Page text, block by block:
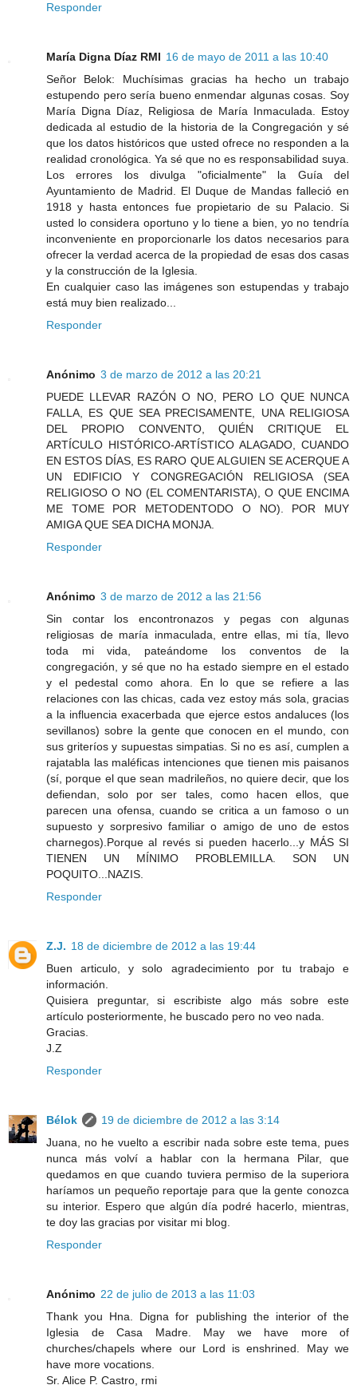
Responder
María Digna Díaz RMI 16 de mayo de 2011 a las 10:40
Señor Belok: Muchísimas gracias ha hecho un trabajo
estupendo pero sería bueno enmendar algunas cosas. Soy
María Digna Díaz, Religiosa de María Inmaculada. Estoy
dedicada al estudio de la historia de la Congregación y sé
que los datos históricos que usted ofrece no responden a la
realidad cronológica. Ya sé que no es responsabilidad suya.
Los errores los divulga "oficialmente" la Guía del
Ayuntamiento de Madrid. El Duque de Mandas falleció en
1918 y hasta entonces fue propietario de su Palacio. Si
usted lo considera oportuno y lo tiene a bien, yo no tendría
inconveniente en proporcionarle los datos necesarios para
ofrecer la verdad acerca de la propiedad de esas dos casas
y la construcción de la Iglesia.
En cualquier caso las imágenes son estupendas y trabajo
está muy bien realizado...
Responder
Anónimo 3 de marzo de 2012 a las 20:21
PUEDE LLEVAR RAZÓN O NO, PERO LO QUE NUNCA
FALLA, ES QUE SEA PRECISAMENTE, UNA RELIGIOSA
DEL PROPIO CONVENTO, QUIÉN CRITIQUE EL
ARTÍCULO HISTÓRICO-ARTÍSTICO ALAGADO, CUANDO
EN ESTOS DÍAS, ES RARO QUE ALGUIEN SE ACERQUE A
UN EDIFICIO Y CONGREGACIÓN RELIGIOSA (SEA
RELIGIOSO O NO (EL COMENTARISTA), O QUE ENCIMA
ME TOME POR METODENTODO O NO). POR MUY
AMIGA QUE SEA DICHA MONJA.
Responder
Anónimo 3 de marzo de 2012 a las 21:56
Sin contar los encontronazos y pegas con algunas
religiosas de maría inmaculada, entre ellas, mi tía, llevo
toda mi vida, pateándome los conventos de la
congregación, y sé que no ha estado siempre en el estado
y el pedestal como ahora. En lo que se refiere a las
relaciones con las chicas, cada vez estoy más sola, gracias
a la influencia exacerbada que ejerce estos andaluces (los
sevillanos) sobre la gente que conocen en el mundo, con
sus griteríos y supuestas simpatias. Si no es así, cumplen a
rajatabla las maléficas intenciones que tienen mis paisanos
(sí, porque el que sean madrileños, no quiere decir, que los
defiendan, solo por ser tales, como hacen ellos, que
parecen una ofensa, cuando se critica a un famoso o un
supuesto y sorpresivo familiar o amigo de uno de estos
charnegos).Porque al revés si pueden hacerlo...y MÁS SI
TIENEN UN MÍNIMO PROBLEMILLA. SON UN
POQUITO...NAZIS.
Responder
Z.J. 18 de diciembre de 2012 a las 19:44
Buen articulo, y solo agradecimiento por tu trabajo e
información.
Quisiera preguntar, si escribiste algo más sobre este
artículo posteriormente, he buscado pero no veo nada.
Gracias.
J.Z
Responder
Bélok
19 de diciembre de 2012 a las 3:14
Juana, no he vuelto a escribir nada sobre este tema, pues
nunca más volví a hablar con la hermana Pilar, que
quedamos en que cuando tuviera permiso de la superiora
haríamos un pequeño reportaje para que la gente conozca
su interior. Espero que algún día podré hacerlo, mientras,
te doy las gracias por visitar mi blog.
Responder
Anónimo 22 de julio de 2013 a las 11:03
Thank you Hna. Digna for publishing the interior of the
Iglesia de Casa Madre. May we have more of
churches/chapels where our Lord is enshrined. May we
have more vocations.
Sr. Alice P. Castro, rmi